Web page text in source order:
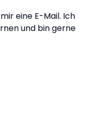
eine E-Mail. Ich
und bin gerne